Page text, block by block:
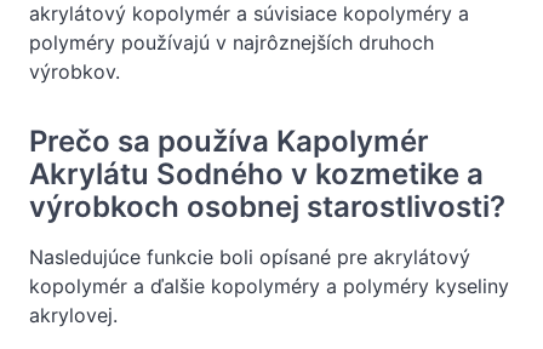
akrylátový kopolymér a súvisiace kopolyméry a
polyméry používajú v najrôznejších druhoch
výrobkov.
Prečo sa používa Kapolymér
Akrylátu Sodného v kozmetike a
výrobkoch osobnej starostlivosti?
Nasledujúce funkcie boli opísané pre akrylátový
kopolymér a ďalšie kopolyméry a polyméry kyseliny
akrylovej.